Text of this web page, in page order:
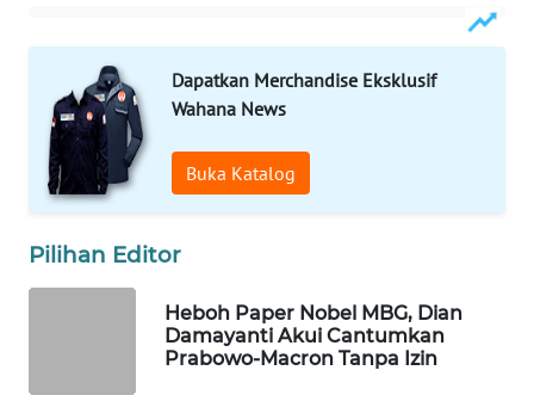
Dapatkan Merchandise Eksklusif
Wahana News
Buka Katalog
Pilihan Editor
Heboh Paper Nobel MBG, Dian
Damayanti Akui Cantumkan
Prabowo-Macron Tanpa Izin
WAHANANEWS
NET
WAHANA
SPORT
WAHANA